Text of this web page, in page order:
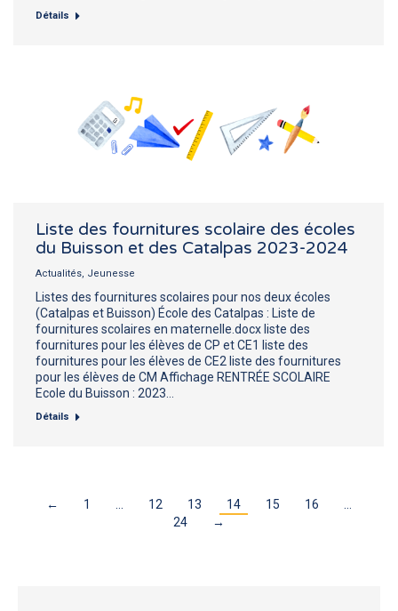
Détails
Liste des fournitures scolaire des écoles
du Buisson et des Catalpas 2023-2024
Actualités, Jeunesse
Listes des fournitures scolaires pour nos deux écoles
(Catalpas et Buisson) École des Catalpas : Liste de
fournitures scolaires en maternelle.docx liste des
fournitures pour les élèves de CP et CE1 liste des
fournitures pour les élèves de CE2 liste des fournitures
pour les élèves de CM Affichage RENTRÉE SCOLAIRE
Ecole du Buisson : 2023…
Détails
← 1 … 12 13 14 15 16
…
24
→